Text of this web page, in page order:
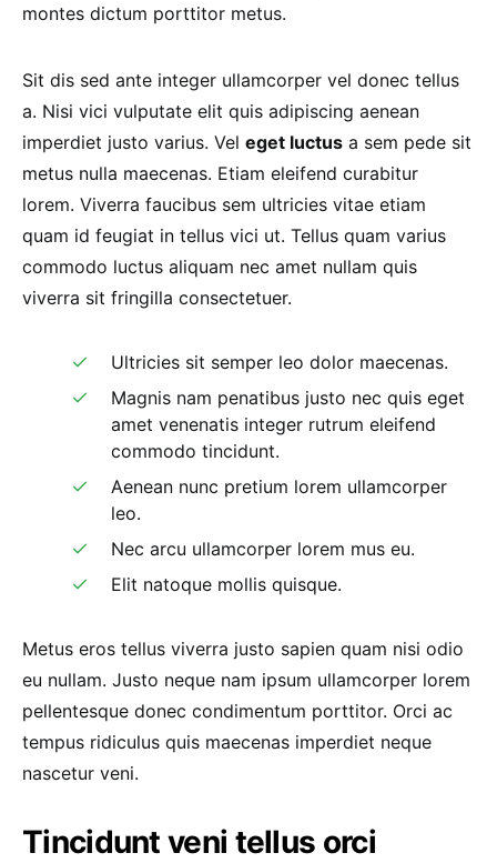
montes dictum porttitor metus.
Sit dis sed ante integer ullamcorper vel donec tellus
a. Nisi vici vulputate elit quis adipiscing aenean
imperdiet justo varius. Vel eget luctus a sem pede sit
metus nulla maecenas. Etiam eleifend curabitur
lorem. Viverra faucibus sem ultricies vitae etiam
quam id feugiat in tellus vici ut. Tellus quam varius
commodo luctus aliquam nec amet nullam quis
viverra sit fringilla consectetuer.
Ultricies sit semper leo dolor maecenas.
Magnis nam penatibus justo nec quis eget
amet venenatis integer rutrum eleifend
commodo tincidunt.
Aenean nunc pretium lorem ullamcorper
leo.
Nec arcu ullamcorper lorem mus eu.
Elit natoque mollis quisque.
Metus eros tellus viverra justo sapien quam nisi odio
eu nullam. Justo neque nam ipsum ullamcorper lorem
pellentesque donec condimentum porttitor. Orci ac
tempus ridiculus quis maecenas imperdiet neque
nascetur veni.
Tincidunt veni tellus orci